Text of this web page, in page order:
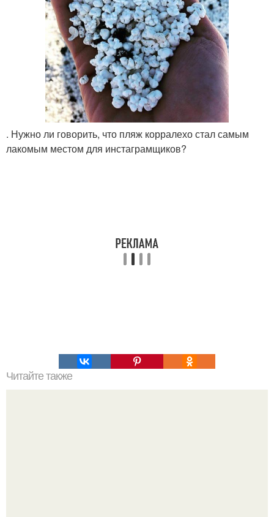
. Нужно ли говорить, что пляж корралехо стал самым
лакомым местом для инстаграмщиков?
Читайте также